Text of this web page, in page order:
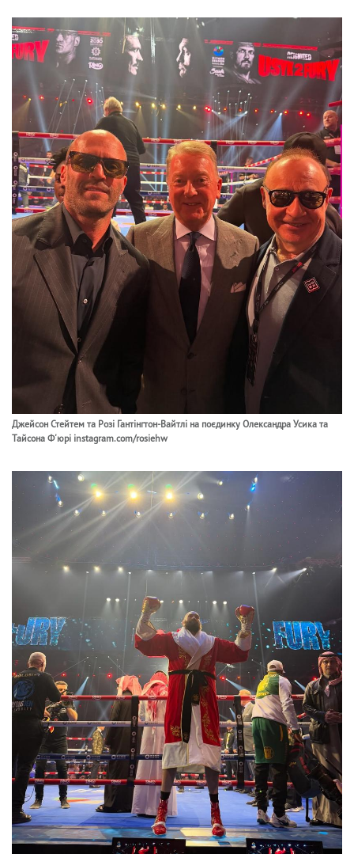
Джейсон Стейтем та Розі Гантінгтон-Вайтлі на поєдинку Олександра Усика та
Тайсона Ф'юрі instagram.com/rosiehw